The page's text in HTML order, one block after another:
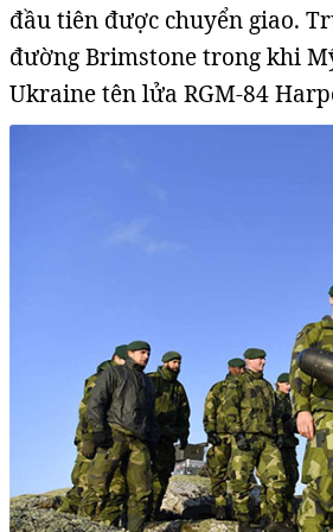
đầu tiên được chuyển giao.
đường Brimstone trong khi
Ukraine tên lửa RGM-84